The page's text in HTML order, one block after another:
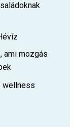
ami mozgás
wellness